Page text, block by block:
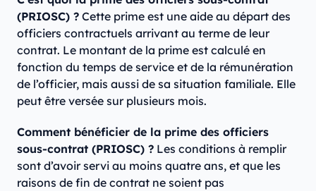
(PRIOSC) ? Cette prime est une aide au départ des
officiers contractuels arrivant au terme de leur
contrat. Le montant de la prime est calculé en
fonction du temps de service et de la rémunération
de l’officier, mais aussi de sa situation familiale. Elle
peut être versée sur plusieurs mois.
Comment bénéficier de la prime des officiers
sous-contrat (PRIOSC) ? Les conditions à remplir
sont d’avoir servi au moins quatre ans, et que les
raisons de fin de contrat ne soient pas